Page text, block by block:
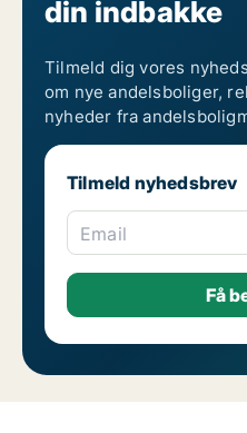
din indbakke
Tilmeld dig vores
om nye andelsboliger,
nyheder fra
Tilmeld nyhedsbrev
Email